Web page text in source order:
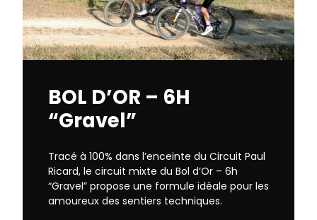
BOL D’OR – 6H
“Gravel”
Tracé à 100% dans l’enceinte du Circuit Paul
Ricard, le circuit mixte du Bol d’Or – 6h
“Gravel” propose une formule idéale pour les
amoureux des sentiers techniques.